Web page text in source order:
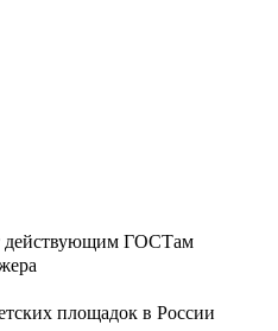
действующим ГОСТам
площадок в России